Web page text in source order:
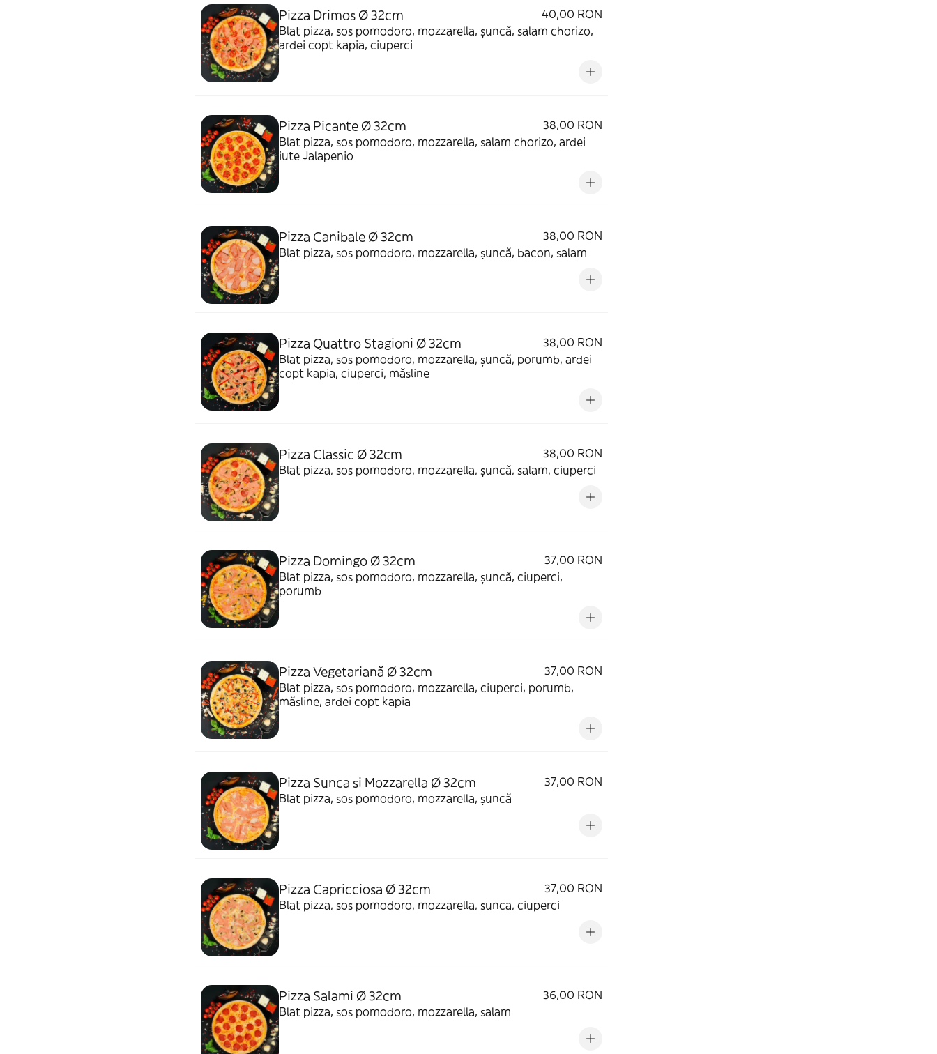
Pizza Drimos Ø 32cm
40,00 RON
Blat pizza, sos pomodoro, mozzarella, șuncă, salam chorizo,
ardei copt kapia, ciuperci
Pizza Picante Ø 32cm
38,00 RON
Blat pizza, sos pomodoro, mozzarella, salam chorizo, ardei
iute Jalapenio
Pizza Canibale Ø 32cm
38,00 RON
Blat pizza, sos pomodoro, mozzarella, șuncă, bacon, salam
Pizza Quattro Stagioni Ø 32cm
38,00 RON
Blat pizza, sos pomodoro, mozzarella, șuncă, porumb, ardei
copt kapia, ciuperci, măsline
Pizza Classic Ø 32cm
38,00 RON
Blat pizza, sos pomodoro, mozzarella, șuncă, salam, ciuperci
Pizza Domingo Ø 32cm
37,00 RON
Blat pizza, sos pomodoro, mozzarella, șuncă, ciuperci,
porumb
Pizza Vegetariană Ø 32cm
37,00 RON
Blat pizza, sos pomodoro, mozzarella, ciuperci, porumb,
măsline, ardei copt kapia
Pizza Sunca si Mozzarella Ø 32cm
37,00 RON
Blat pizza, sos pomodoro, mozzarella, șuncă
Pizza Capricciosa Ø 32cm
37,00 RON
Blat pizza, sos pomodoro, mozzarella, sunca, ciuperci
Pizza Salami Ø 32cm
36,00 RON
Blat pizza, sos pomodoro, mozzarella, salam